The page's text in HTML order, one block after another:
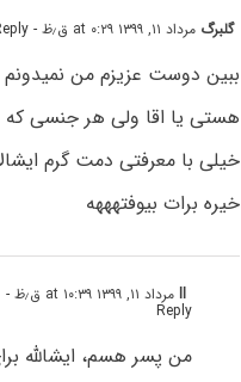
گلبرگ مرداد ۱۱, ۱۳۹۹ at ۰:۲۹ ق٫ظ - Reply
ببین دوست عزیزم من
هستی یا اقا ولی هر جنسی
خیلی با معرفتی دمت گرم
خیره برات بیوفتهههه
llمرداد ۱۱, ۱۳۹۹ at ۱۰:۳۹ ق٫ظ -
Reply
من پسر هسم‌، ایشالله